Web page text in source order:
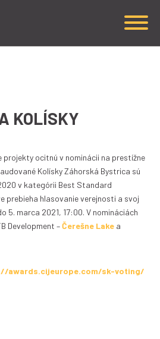
KOLÍSKY
projekty ocitnú v nominácii na prestížne
Kolísky Záhorská Bystrica sú
v kategórii Best Standard
prebieha hlasovanie verejnosti a svoj
5. marca 2021, 17:00. V nomináciách
Development –Čerešne Lake a
awards.cijeurope.com/sk-voting/